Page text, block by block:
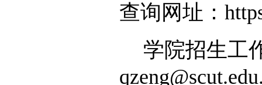
查询网址：
学院招生工